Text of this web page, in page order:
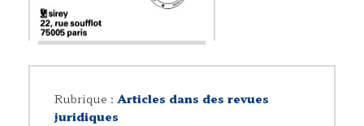
Rubrique : Articles dans des revues
juridiques